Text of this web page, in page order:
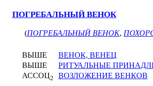
ПОГРЕБАЛЬНЫЙ ВЕНОК
(ПОГРЕБАЛЬНЫЙ ВЕНОК,
ВЫШЕ
ВЕНОК, ВЕНЕЦ
ВЫШЕ
РИТУАЛЬНЫЕ
АССОЦ2 ВОЗЛОЖЕНИЕ ВЕНКОВ